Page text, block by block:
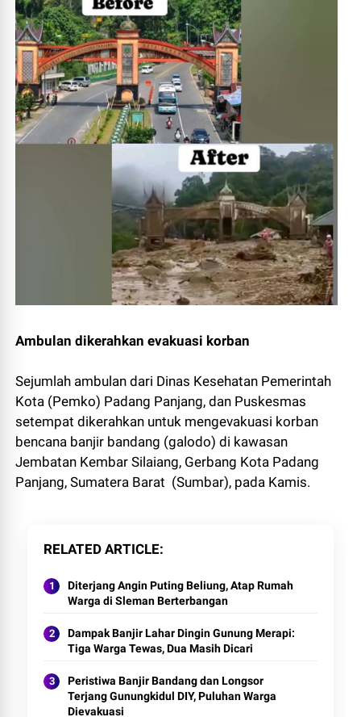
Ambulan dikerahkan evakuasi korban
Sejumlah ambulan dari Dinas Kesehatan Pemerintah
Kota (Pemko) Padang Panjang, dan Puskesmas
setempat dikerahkan untuk mengevakuasi korban
bencana banjir bandang (galodo) di kawasan
Jembatan Kembar Silaiang, Gerbang Kota Padang
Panjang, Sumatera Barat (Sumbar), pada Kamis.
RELATED ARTICLE
Diterjang Angin Puting Beliung, Atap Rumah
Warga di Sleman Berterbangan
Dampak Banjir Lahar Dingin Gunung Merapi:
Tiga Warga Tewas, Dua Masih Dicari
Peristiwa Banjir Bandang dan Longsor
Terjang Gunungkidul DIY, Puluhan Warga
Dievakuasi